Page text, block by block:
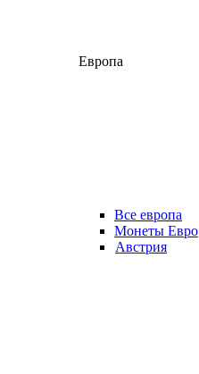
Европа
Все европа
Монеты Евро
Австрия